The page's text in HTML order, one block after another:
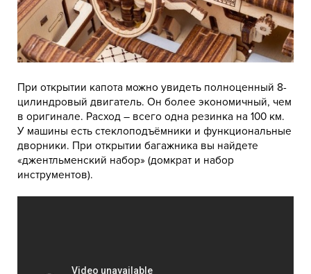
При открытии капота можно увидеть полноценный 8-
цилиндровый двигатель. Он более экономичный, чем
в оригинале. Расход – всего одна резинка на 100 км.
У машины есть стеклоподъёмники и функциональные
дворники. При открытии багажника вы найдете
«джентльменский набор» (домкрат и набор
инструментов).